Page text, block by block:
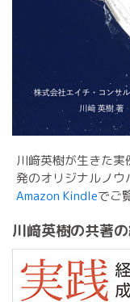
川﨑英樹が生きた
発のオリジナルノウ
Amazon Kindleでご
川﨑英樹の共著